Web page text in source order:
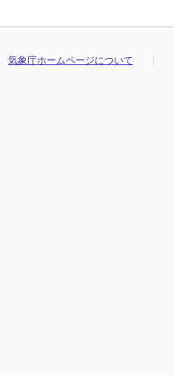
気象庁ホームページについて